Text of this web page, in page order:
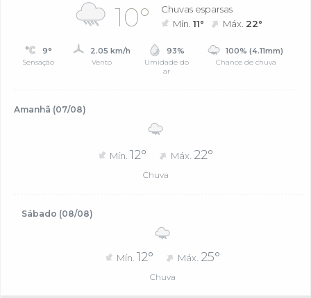
10°
Chuvas esparsas
Mín.11° Máx. 22°
9°
Sensação
2.05 km/h
Vento
93%
Umidade do
ar
100% (4.11mm)
Chance de chuva
Amanhã (07/08)
Mín. 12° Máx. 22°
Chuva
Sábado (08/08)
Mín. 12° Máx. 25°
Chuva